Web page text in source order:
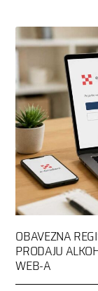
OBAVEZNA
PRODAJU
WEB-A